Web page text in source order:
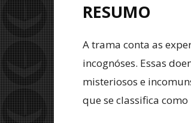
RESUMO
A trama conta as
incognóses. Essas
misteriosos e
que se classifica